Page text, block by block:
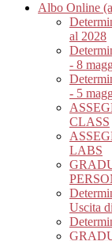
Albo Online
al 2028
- 8
- 5
CLASS
LABS
Uscita